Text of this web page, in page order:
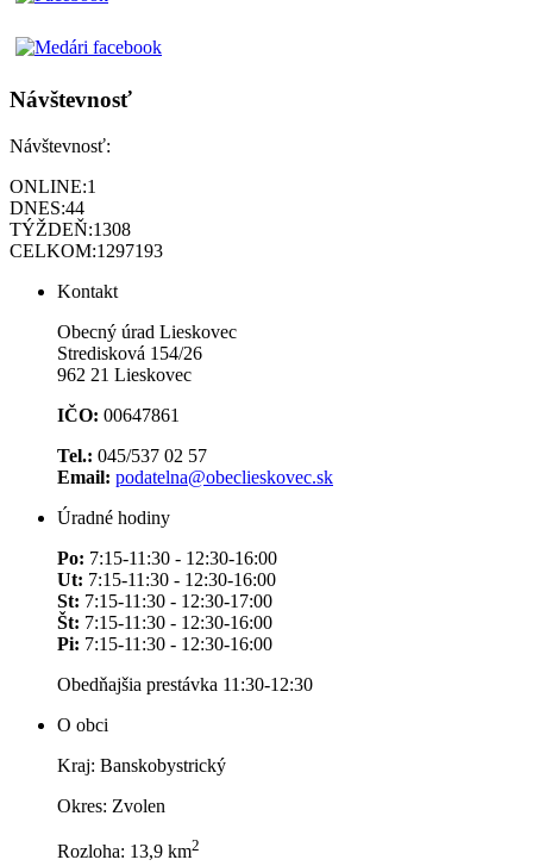
Návštevnosť
Návštevnosť:
ONLINE:1
DNES:44
TÝŽDEŇ:1308
CELKOM:1297193
Kontakt
Obecný úrad Lieskovec
Stredisková 154/26
962 21 Lieskovec
IČO: 00647861
Tel.: 045/537 02 57
Email: podatelna@obeclieskovec.sk
Úradné hodiny
Po: 7:15-11:30 - 12:30-16:00
Ut: 7:15-11:30 - 12:30-16:00
St: 7:15-11:30 - 12:30-17:00
Št: 7:15-11:30 - 12:30-16:00
Pi: 7:15-11:30 - 12:30-16:00
Obedňajšia prestávka 11:30-12:30
O obci
Kraj: Banskobystrický
Okres: Zvolen
Rozloha: 13,9 km2